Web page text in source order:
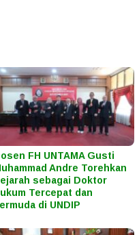
FH UNTAMA Gusti
Andre Torehkan
sebagai Doktor
Tercepat dan
di UNDIP